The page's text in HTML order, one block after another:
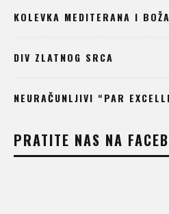
KOLEVKA MEDITERANA I
DIV ZLATNOG SRCA
NEURAČUNLJIVI “PAR
PRATITE NAS NA